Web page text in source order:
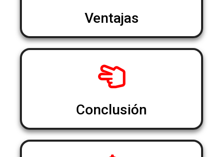
Ventajas
Conclusión